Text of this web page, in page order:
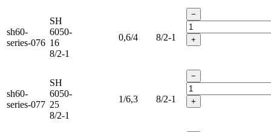
sh60-
series-076
SH
6050-
16
8/2-1
0,6/4 8/2-1
−
+
sh60-
series-077
SH
6050-
25
8/2-1
1/6,3 8/2-1
−
+